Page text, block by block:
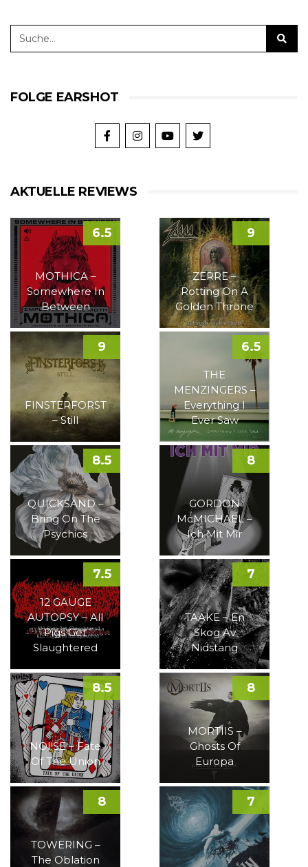
FOLGE EARSHOT
AKTUELLE REVIEWS
MOTHICA –
Somewhere In
Between
6.5
ZERRE –
Rotting On A
Golden Throne
9
FINSTERFORST
– Still
9
THE
MENZINGERS –
Everything I
Ever Saw
6.5
QUICKSAND –
Bring On The
Psychics
8.5
GORDON
McMICHAEL –
Ich Mit Mir
8
12 GAUGE
AUTOPSY – All
Pigs Get
Slaughtered
7.5
TAAKE – En
Skog Av
Nidstang
7
NOI!SE – Fate
Of The Union
8.5
MORTIIS –
Ghosts Of
Europa
8
TOWERING –
The Oblation
8 7